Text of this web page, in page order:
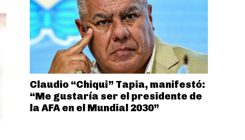
Claudio “Chiqui” Tapia, manifestó:
“Me gustaría ser el presidente de
la AFA en el Mundial 2030”